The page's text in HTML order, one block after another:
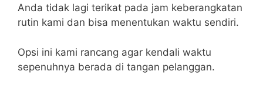
Anda tidak lagi terikat pada jam keberangkatan
rutin kami dan bisa menentukan waktu sendiri.
Opsi ini kami rancang agar kendali waktu
sepenuhnya berada di tangan pelanggan.